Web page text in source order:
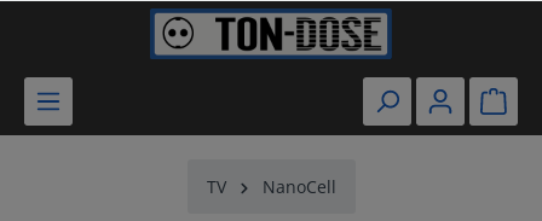
TV NanoCell